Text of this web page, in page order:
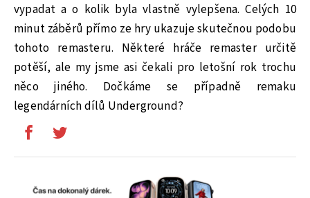
vypadat a o kolik byla vlastně vylepšena. Celých 10
minut záběrů přímo ze hry ukazuje skutečnou podobu
tohoto remasteru. Některé hráče remaster určitě
potěší, ale my jsme asi čekali pro letošní rok trochu
něco jiného. Dočkáme se případně remaku
legendárních dílů Underground?